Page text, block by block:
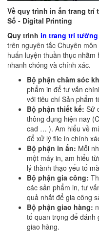
Về quy trình in ấn trang trí
Số - Digital Printing
Quy trình in trang trí tường
trên nguyên tắc Chuyên
huấn luyện thuần thục
nhanh chóng và chính xác.
Bộ phận chăm sóc
phẩm in để tư vấn
với tiêu chí Sản phẩm
Bộ phận thiết kế: Sử
thông dụng hiện nay
cad … ). Am hiểu về
để xử lý file in chính
Bộ phận in ấn: Mỗi
một máy in, am hiểu
lý thành thạo yếu tố
Bộ phận gia công:
các sản phẩm in, tư
quả nhất để gia công
Bộ phận giao hàng:
tố quan trọng để đánh
giao hàng.